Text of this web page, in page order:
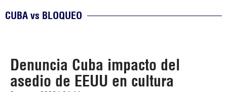
CUBA vs BLOQUEO
Denuncia Cuba impacto del
asedio de EEUU en cultura